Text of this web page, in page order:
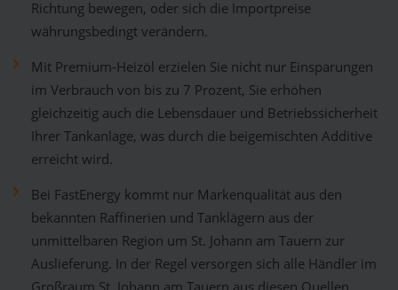
Richtung bewegen, oder sich die Importpreise
währungsbedingt verändern.
Mit Premium-Heizöl erzielen Sie nicht nur Einsparungen
im Verbrauch von bis zu 7 Prozent, Sie erhöhen
gleichzeitig auch die Lebensdauer und Betriebssicherheit
Ihrer Tankanlage, was durch die beigemischten Additive
erreicht wird.
Bei FastEnergy kommt nur Markenqualität aus den
bekannten Raffinerien und Tanklägern aus der
unmittelbaren Region um St. Johann am Tauern zur
Auslieferung. In der Regel versorgen sich alle Händler im